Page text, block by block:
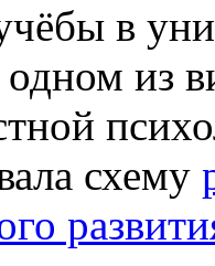
в
из
схему